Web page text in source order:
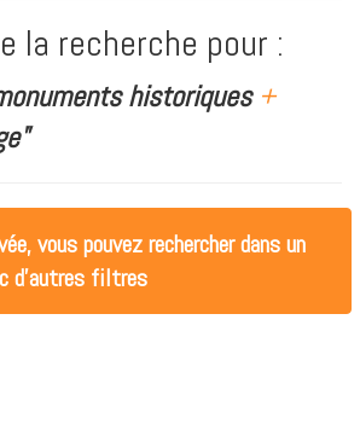
la recherche pour :
historiques +
vous pouvez rechercher dans un
d'autres filtres